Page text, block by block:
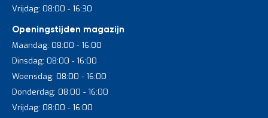
Vrijdag: 08:00 - 16:30
Openingstijden magazijn
Maandag: 08:00 - 16:00
Dinsdag: 08:00 - 16:00
Woensdag: 08:00 - 16:00
Donderdag: 08:00 - 16:00
Vrijdag: 08:00 - 16:00